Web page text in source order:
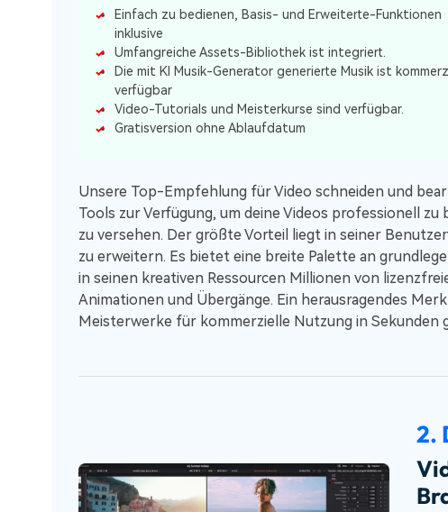
Einfach zu bedienen, Basis- und Erweiterte-Funktionen
inklusive
Umfangreiche Assets-Bibliothek ist integriert.
Die mit KI Musik-Generator generierte Musik ist
verfügbar
Video-Tutorials und Meisterkurse sind verfügbar.
Gratisversion ohne Ablaufdatum
Unsere Top-Empfehlung für Video schneiden und
Tools zur Verfügung, um deine Videos professionell
zu versehen. Der größte Vorteil liegt in seiner
zu erweitern. Es bietet eine breite Palette an
in seinen kreativen Ressourcen Millionen von
Animationen und Übergänge. Ein herausragendes
Meisterwerke für kommerzielle Nutzung in Sekunden
2.